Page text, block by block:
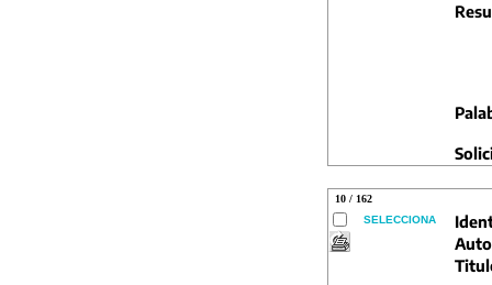
10 / 162
SELECCIONA